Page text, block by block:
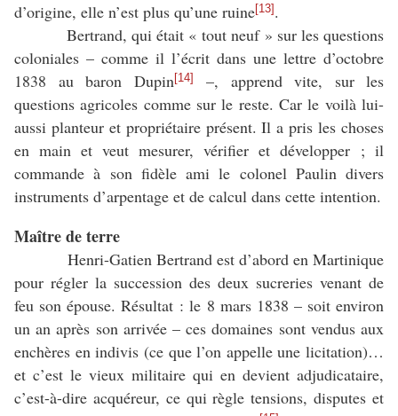
d’origine, elle n’est plus qu’une ruine[13] .
Bertrand, qui était « tout neuf » sur les questions
coloniales – comme il l’écrit dans une lettre d’octobre
1838 au baron Dupin[14]
–, apprend vite, sur les
questions agricoles comme sur le reste. Car le voilà lui-
aussi planteur et propriétaire présent. Il a pris les choses
en main et veut mesurer, vérifier et développer ; il
commande à son fidèle ami le colonel Paulin divers
instruments d’arpentage et de calcul dans cette intention.
Maître de terre
Henri-Gatien Bertrand est d’abord en Martinique
pour régler la succession des deux sucreries venant de
feu son épouse. Résultat : le 8 mars 1838 – soit environ
un an après son arrivée – ces domaines sont vendus aux
enchères en indivis (ce que l’on appelle une licitation)…
et c’est le vieux militaire qui en devient adjudicataire,
c’est-à-dire acquéreur, ce qui règle tensions, disputes et